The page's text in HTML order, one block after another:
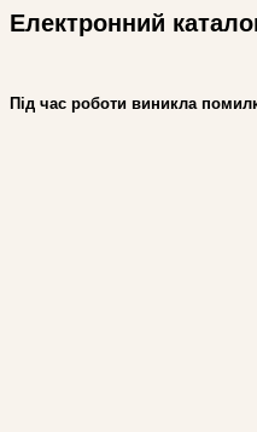
Електронний
Під час роботи виникла